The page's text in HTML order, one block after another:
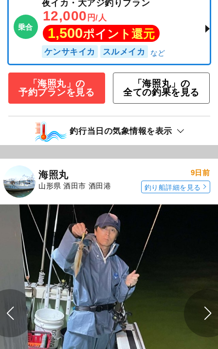
乗合
夜イカ・大アジ釣りプラン
12,000 円/人
1,500ポイント還元
ケンサキイカ スルメイカ
「海照丸」の
予約プランを見る
「海照丸」の
全ての釣果を見る
釣行当日の気象情報を表示
海照丸
山形県 酒田市 酒田港
9日前
釣り船詳細を見る